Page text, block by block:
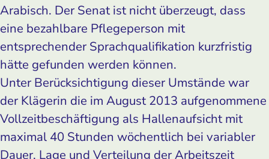
Arabisch. Der Senat ist nicht überzeugt, dass
eine bezahlbare Pflegeperson mit
entsprechender Sprachqualifikation kurzfristig
hätte gefunden werden können.
Unter Berücksichtigung dieser Umstände war
der Klägerin die im August 2013 aufgenommene
Vollzeitbeschäftigung als Hallenaufsicht mit
maximal 40 Stunden wöchentlich bei variabler
Dauer, Lage und Verteilung der Arbeitszeit